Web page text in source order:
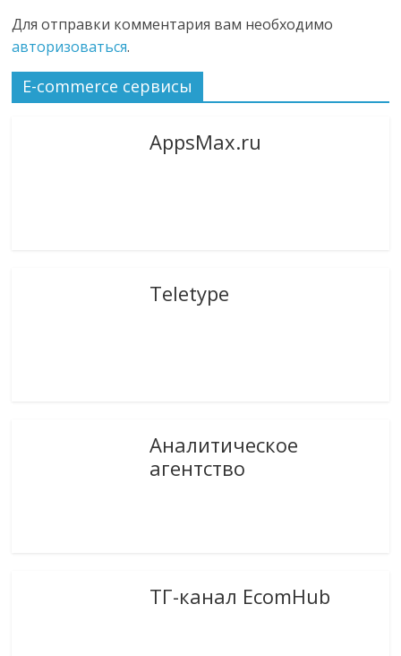
Для отправки комментария вам необходимо
авторизоваться.
E-commerce сервисы
AppsMax.ru
Teletype
Аналитическое
агентство
ТГ-канал EcomHub